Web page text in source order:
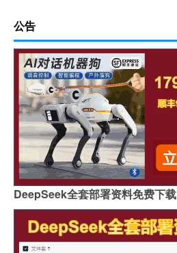
公告
DeepSeek全套部署资料免费下载